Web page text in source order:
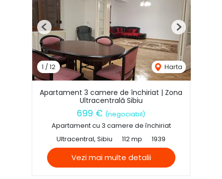
1 /12 Harta
Previous Next
Apartament 3 camere de închiriat | Zona
Ultracentrală Sibiu
699 € (negociabil)
Apartament cu 3 camere de închiriat
Ultracentral, Sibiu
112 mp 1939
Vezi mai multe detalii